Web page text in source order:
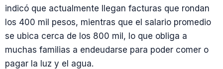
indicó que actualmente llegan facturas que rondan
los 400 mil pesos, mientras que el salario promedio
se ubica cerca de los 800 mil, lo que obliga a
muchas familias a endeudarse para poder comer o
pagar la luz y el agua.